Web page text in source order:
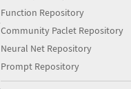
Function Repository
Community Paclet Repository
Neural Net Repository
Prompt Repository